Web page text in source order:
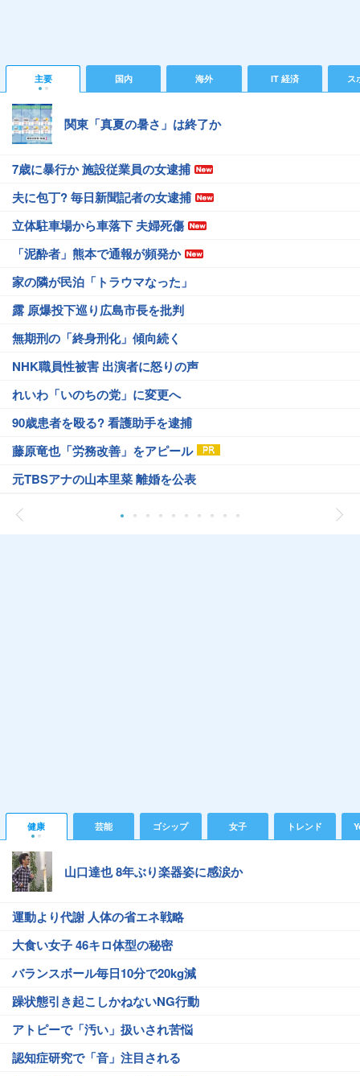
主要 国内 海外 IT 経済 ス
関東「真夏の暑さ」は終了か
7歳に暴行か 施設従業員の女逮捕
夫に包丁? 毎日新聞記者の女逮捕
立体駐車場から車落下 夫婦死傷
「泥酔者」熊本で通報が頻発か
家の隣が民泊「トラウマなった」
露 原爆投下巡り広島市長を批判
無期刑の「終身刑化」傾向続く
NHK職員性被害 出演者に怒りの声
れいわ「いのちの党」に変更へ
90歳患者を殴る? 看護助手を逮捕
藤原竜也「労務改善」をアピール
元TBSアナの山本里菜 離婚を公表
健康 芸能 ゴシップ 女子 トレンド
山口達也 8年ぶり楽器姿に感涙か
運動より代謝 人体の省エネ戦略
大食い女子 46キロ体型の秘密
バランスボール毎日10分で20kg減
躁状態引き起こしかねないNG行動
アトピーで「汚い」扱いされ苦悩
認知症研究で「音」注目される